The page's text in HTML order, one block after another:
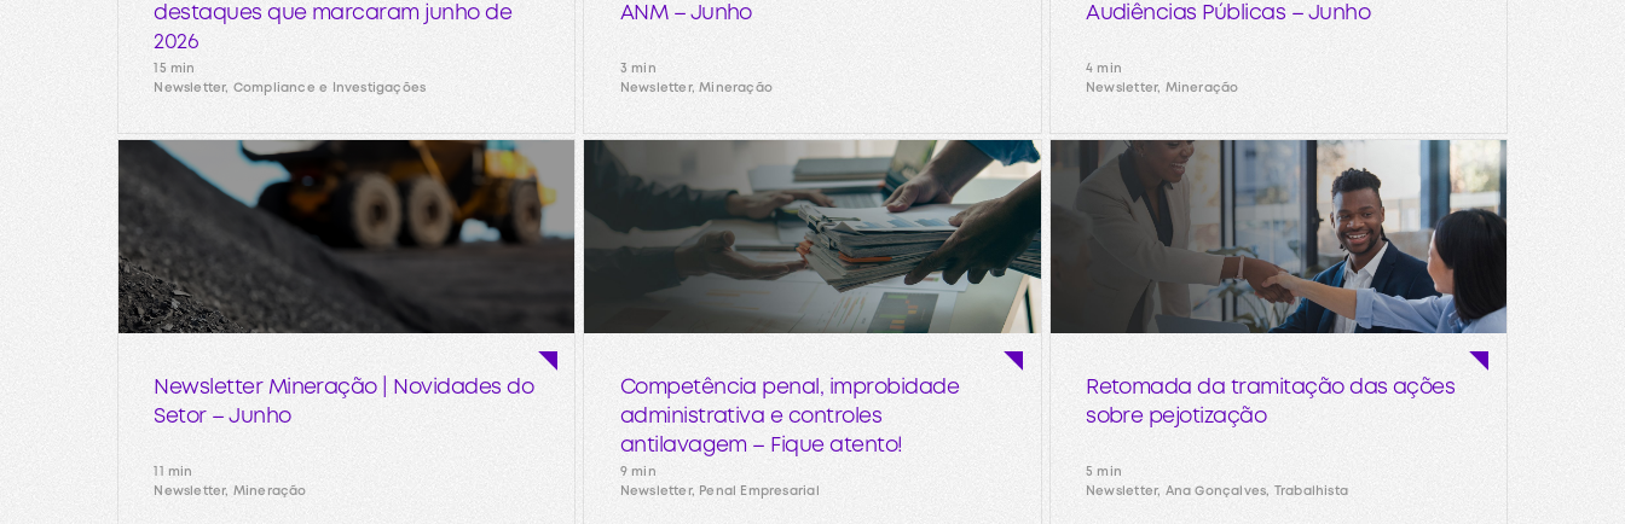
destaques que marcaram junho de
2026
15 min
Newsletter, Compliance e Investigações
ANM – Junho
3 min
Newsletter, Mineração
Audiências Públicas – Junho
4 min
Newsletter, Mineração
Newsletter Mineração | Novidades do
Setor – Junho
11 min
Newsletter, Mineração
Competência penal, improbidade
administrativa e controles
antilavagem – Fique atento!
9 min
Newsletter, Penal Empresarial
Retomada da tramitação das ações
sobre pejotização
5 min
Newsletter, Ana Gonçalves, Trabalhista